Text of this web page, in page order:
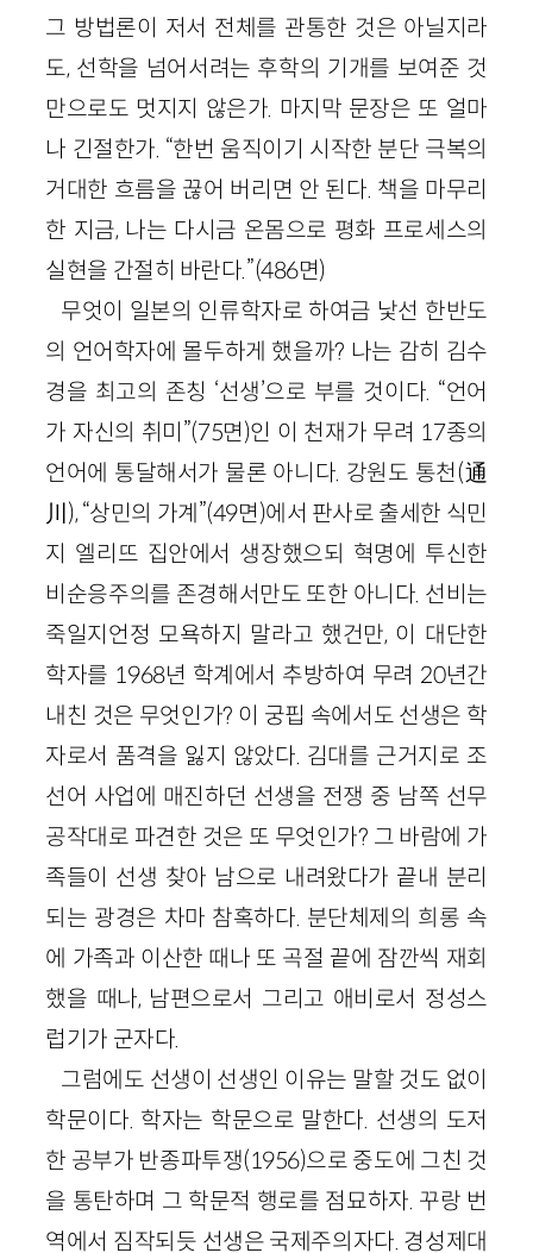
그 방법론이 저서 전체를 관통한 것은 아닐지라
도, 선학을 넘어서려는 후학의 기개를 보여준 것
만으로도 멋지지 않은가. 마지막 문장은 또 얼마
나 긴절한가. “한번 움직이기 시작한 분단 극복의
거대한 흐름을 끊어 버리면 안 된다. 책을 마무리
한 지금, 나는 다시금 온몸으로 평화 프로세스의
실현을 간절히 바란다.”(486면)
무엇이 일본의 인류학자로 하여금 낯선 한반도
의 언어학자에 몰두하게 했을까? 나는 감히 김수
경을 최고의 존칭 ‘선생’으로 부를 것이다. “언어
가 자신의 취미”(75면)인 이 천재가 무려 17종의
언어에 통달해서가 물론 아니다. 강원도 통천(通
川), “상민의 가계”(49면)에서 판사로 출세한 식민
지 엘리뜨 집안에서 생장했으되 혁명에 투신한
비순응주의를 존경해서만도 또한 아니다. 선비는
죽일지언정 모욕하지 말라고 했건만, 이 대단한
학자를 1968년 학계에서 추방하여 무려 20년간
내친 것은 무엇인가? 이 궁핍 속에서도 선생은 학
자로서 품격을 잃지 않았다. 김대를 근거지로 조
선어 사업에 매진하던 선생을 전쟁 중 남쪽 선무
공작대로 파견한 것은 또 무엇인가? 그 바람에 가
족들이 선생 찾아 남으로 내려왔다가 끝내 분리
되는 광경은 차마 참혹하다. 분단체제의 희롱 속
에 가족과 이산한 때나 또 곡절 끝에 잠깐씩 재회
했을 때나, 남편으로서 그리고 애비로서 정성스
럽기가 군자다.
그럼에도 선생이 선생인 이유는 말할 것도 없이
학문이다. 학자는 학문으로 말한다. 선생의 도저
한 공부가 반종파투쟁(1956)으로 중도에 그친 것
을 통탄하며 그 학문적 행로를 점묘하자. 꾸랑 번
역에서 짐작되듯 선생은 국제주의자다. 경성제대